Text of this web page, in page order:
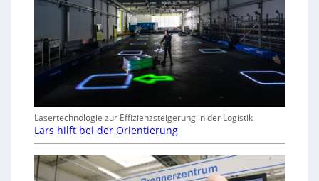
Lasertechnologie zur Effizienzsteigerung in der Logistik
Lars hilft bei der Orientierung